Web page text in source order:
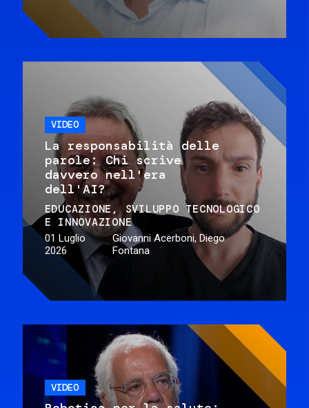
VIDEO
La responsabilità delle
parole: Chi scrive
davvero nell'era
dell'AI?
EDUCAZIONE
SVILUPPO TECNOLOGICO
E INNOVAZIONE
01 Luglio
2026
Giovanni Acerboni, Diego
Fontana
VIDEO